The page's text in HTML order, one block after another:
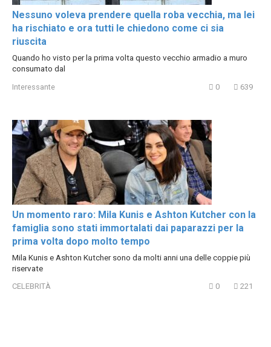
Nessuno voleva prendere quella roba vecchia, ma lei
ha rischiato e ora tutti le chiedono come ci sia
riuscita
Quando ho visto per la prima volta questo vecchio armadio a muro
consumato dal
Interessante 0 639
Un momento raro: Mila Kunis e Ashton Kutcher con la
famiglia sono stati immortalati dai paparazzi per la
prima volta dopo molto tempo
Mila Kunis e Ashton Kutcher sono da molti anni una delle coppie più
riservate
CELEBRITÀ 0 221